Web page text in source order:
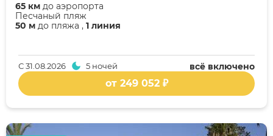
50 м до пляжа , 1 линия
Песчаный пляж
65 км до аэропорта
всё включено
С31.08.2026 5 ночей
от 249 052 ₽